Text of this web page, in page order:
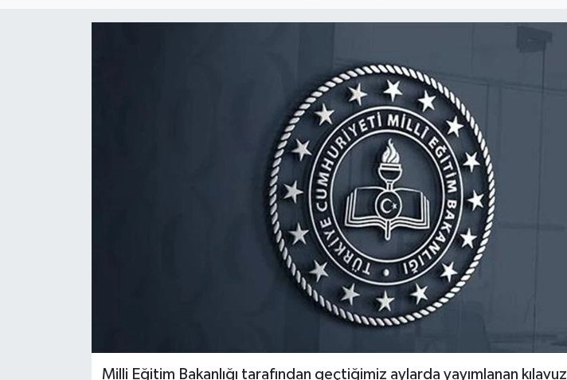
Milli Eğitim Bakanlığı tarafından geçtiğimiz aylarda yayımlanan kılavuz